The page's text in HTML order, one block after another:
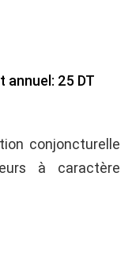
annuel: 25 DT
conjoncturelle
à caractère